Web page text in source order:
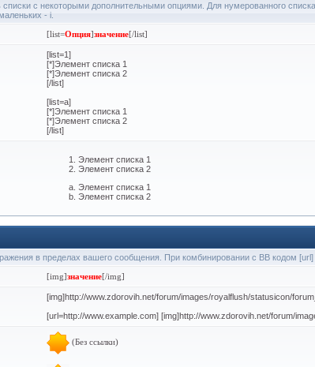
списки с некоторыми дополнительными опциями. Для нумерованного
- i.
[list=Опция]значение[/list]
[list=1]
[*]Элемент списка 1
[*]Элемент списка 2
[/list]
[list=a]
[*]Элемент списка 1
[*]Элемент списка 2
[/list]
Элемент списка 1
Элемент списка 2
Элемент списка 1
Элемент списка 2
в пределах вашего сообщения. При комбинировании с BB кодом
[img]значение[/img]
[img]http://www.zdorovih.net/forum/images/royalflush/statusicon/
[url=http://www.example.com] [img]http://www.zdorovih.net/forum/
(Без ссылки)